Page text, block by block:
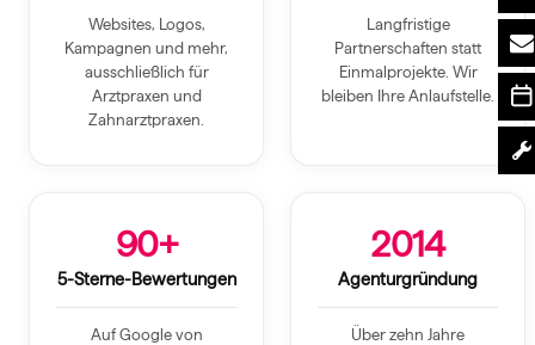
Websites, Logos,
Kampagnen und mehr,
ausschließlich für
Arztpraxen und
Zahnarztpraxen.
Langfristige
Partnerschaften statt
Einmalprojekte. Wir
bleiben Ihre Anlaufstelle.
90+
5-Sterne-Bewertungen
Auf Google von
2014
Agenturgründung
Über zehn Jahre